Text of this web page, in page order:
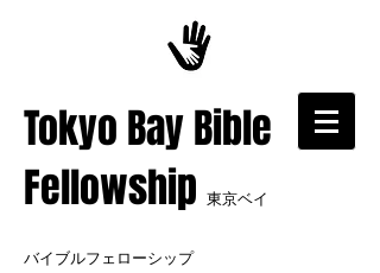
​Tokyo Bay Bible
Fellowship 東京ベイ
バイブルフェローシップ